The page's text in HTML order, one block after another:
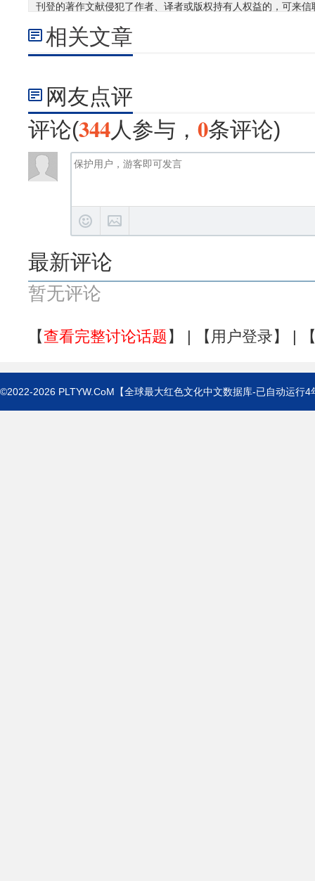
刊登的著作文献侵犯了作者、译者或版权持有人权益的，可来
相关文章
网友点评
评论(344人参与， 0条评论)
最新评论
暂无评论
【查看完整讨论话题】 | 【 用户登录】 |
©2022-2026 PLTYW.CoM 【全球最大红色文化中文数据库-已自动运行4